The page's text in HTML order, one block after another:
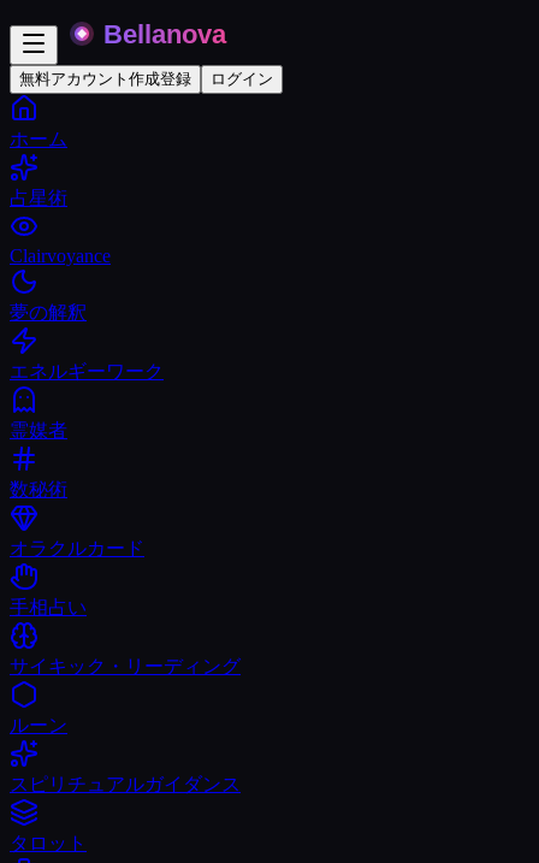
無料アカウント作成登録 ログイン
ホーム
占星術
Clairvoyance
夢の解釈
エネルギーワーク
霊媒者
数秘術
オラクルカード
手相占い
サイキック・リーディング
ルーン
スピリチュアルガイダンス
タロット